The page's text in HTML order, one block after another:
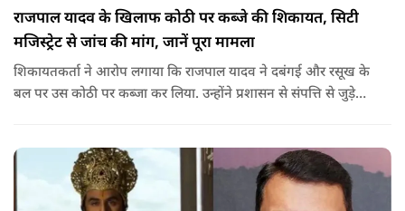
राजपाल यादव के खिलाफ कोठी पर कब्जे की शिकायत, सिटी
मजिस्ट्रेट से जांच की मांग, जानें पूरा मामला
शिकायतकर्ता ने आरोप लगाया कि राजपाल यादव ने दबंगई और रसूख के
बल पर उस कोठी पर कब्जा कर लिया. उन्होंने प्रशासन से संपत्ति से जुड़े